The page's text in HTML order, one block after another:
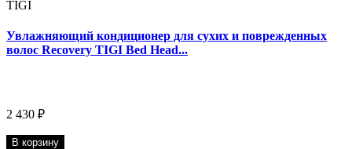
TIGI
Увлажняющий кондиционер для сухих и поврежденных
волос Recovery TIGI Bed Head...
2 430 ₽
В корзину